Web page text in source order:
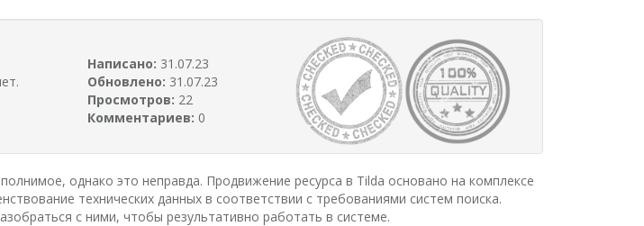
Написано: 31.07.23
Обновлено: 31.07.23
Просмотров: 22
Комментариев: 0
однако это неправда. Продвижение ресурса в Tilda основано на комплексе
технических данных в соответствии с требованиями систем поиска.
с ними, чтобы результативно работать в системе.